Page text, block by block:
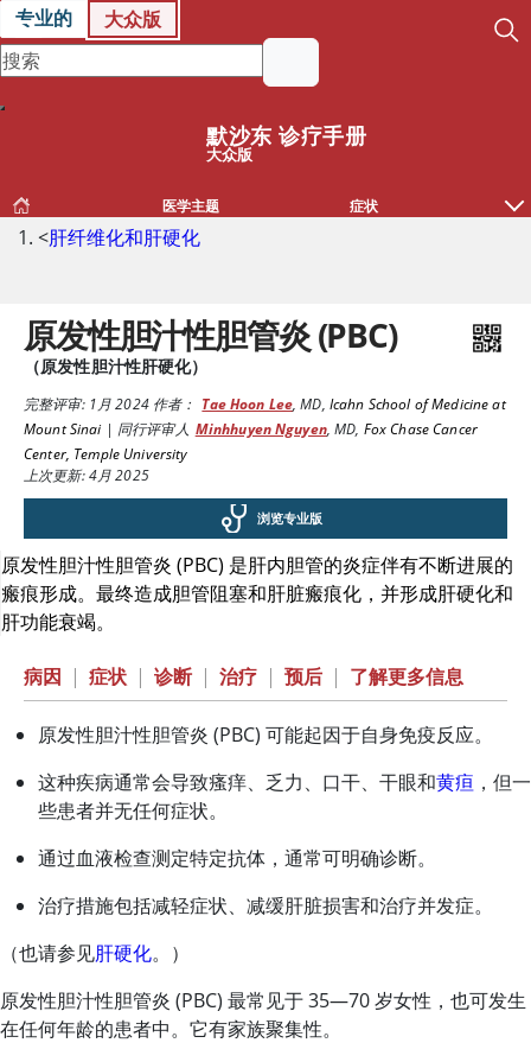
专业的 大众版
默沙东 诊疗手册
大众版
医学主题 症状
<肝纤维化和肝硬化
原发性胆汁性胆管炎 (PBC)
（原发性胆汁性肝硬化）
完整评审:1月 2024作者： Tae Hoon Lee,MD, Icahn School of Medicine at
Mount Sinai| 同行评审人 Minhhuyen Nguyen,MD, Fox Chase Cancer
Center, Temple University
上次更新: 4月 2025
浏览专业版
原发性胆汁性胆管炎 (PBC) 是肝内胆管的炎症伴有不断进展的
瘢痕形成。最终造成胆管阻塞和肝脏瘢痕化，并形成肝硬化和
肝功能衰竭。
病因 | 症状 | 诊断 | 治疗 | 预后 | 了解更多信息
原发性胆汁性胆管炎 (PBC) 可能起因于自身免疫反应。
这种疾病通常会导致瘙痒、乏力、口干、干眼和黄疸 ，但一
些患者并无任何症状。
通过血液检查测定特定抗体，通常可明确诊断。
治疗措施包括减轻症状、减缓肝脏损害和治疗并发症。
（也请参见肝硬化。）
原发性胆汁性胆管炎 (PBC) 最常见于 35—70 岁女性，也可发生
在任何年龄的患者中。它有家族聚集性。